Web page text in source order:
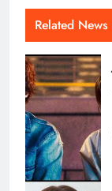
Related News